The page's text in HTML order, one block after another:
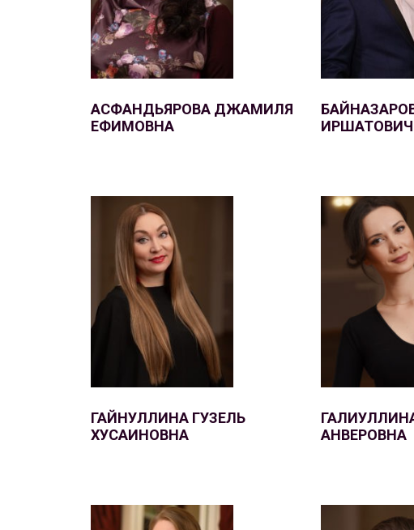
АСФАНДЬЯРОВА ДЖАМИЛЯ
ЕФИМОВНА
ИРШАТОВИЧ
ГАЙНУЛЛИНА ГУЗЕЛЬ
ХУСАИНОВНА
АНВЕРОВНА